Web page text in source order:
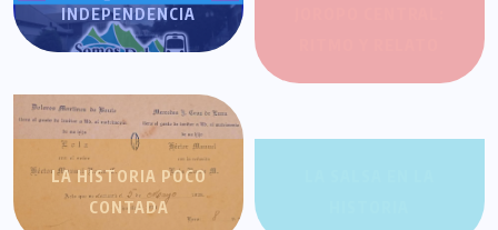
INDEPENDENCIA
LA HISTORIA POCO
CONTADA